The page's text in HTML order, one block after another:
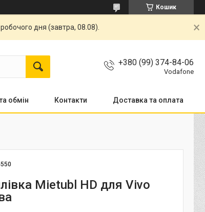
Кошик
дня (завтра, 08.08).
+380 (99) 374-84-06
Vodafone
обмін Контакти Доставка та оплата
Mietubl HD для Vivo